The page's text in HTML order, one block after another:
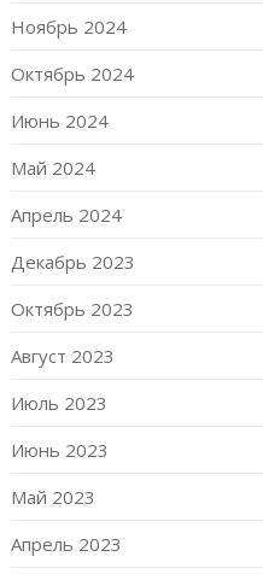
Ноябрь 2024
Октябрь 2024
Июнь 2024
Май 2024
Апрель 2024
Декабрь 2023
Октябрь 2023
Август 2023
Июль 2023
Июнь 2023
Май 2023
Апрель 2023